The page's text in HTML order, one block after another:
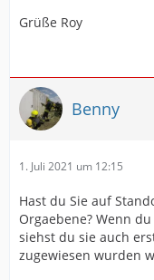
Grüße Roy
Benny
1. Juli 2021 um 12:15
Hast du Sie auf
Orgaebene? Wenn
siehst du sie auch
zugewiesen wurden